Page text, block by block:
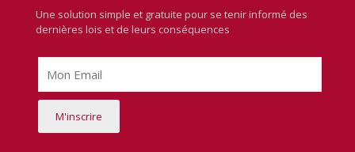
Une solution simple et gratuite pour se tenir informé des
dernières lois et de leurs conséquences